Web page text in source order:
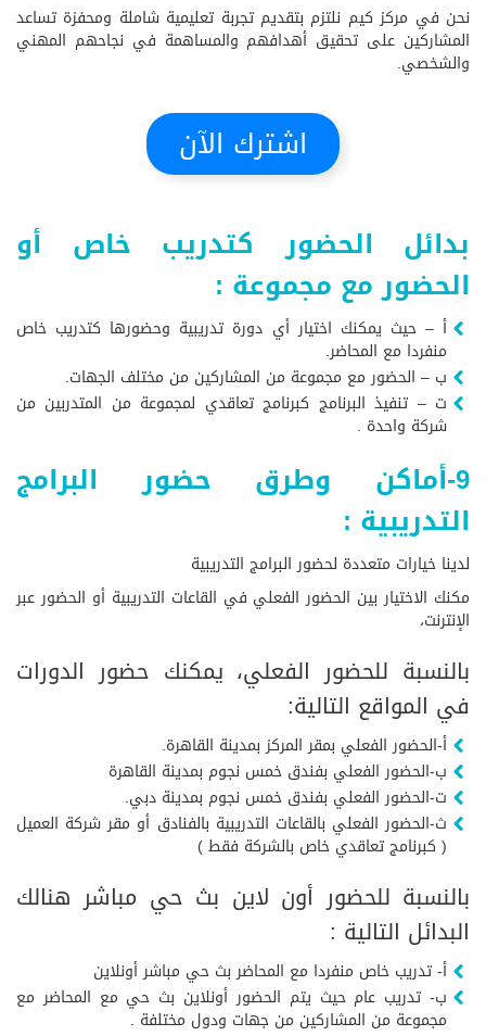
نحن في مركز كيم نلتزم بتقديم تجربة تعليمية شاملة ومحفزة تساعد
المشاركين على تحقيق أهدافهم والمساهمة في نجاحهم المهني
والشخصي.
اشترك الآن
بدائل الحضور كتدريب خاص أو
الحضور مع مجموعة :
أ – حيث يمكنك اختيار أي دورة تدريبية وحضورها كتدريب خاص
منفردا مع المحاضر.
ب – الحضور مع مجموعة من المشاركين من مختلف الجهات.
ت – تنفيذ البرنامج كبرنامج تعاقدي لمجموعة من المتدربين من
شركة واحدة .
9-أماكن وطرق حضور البرامج
التدريبية :
لدينا خيارات متعددة لحضور البرامج التدريبية
مكنك الاختيار بين الحضور الفعلي في القاعات التدريبية أو الحضور عبر
الإنترنت،
بالنسبة للحضور الفعلي، يمكنك حضور الدورات
في المواقع التالية:
أ-الحضور الفعلي بمقر المركز بمدينة القاهرة.
ب-الحضور الفعلي بفندق خمس نجوم بمدينة القاهرة
ت-الحضور الفعلي بفندق خمس نجوم بمدينة دبي.
ث-الحضور الفعلي بالقاعات التدريبية بالفنادق أو مقر شركة العميل
( كبرنامج تعاقدي خاص بالشركة فقط )
بالنسبة للحضور أون لاين بث حي مباشر هنالك
البدائل التالية :
أ- تدريب خاص منفردا مع المحاضر بث حي مباشر أونلاين
ب- تدريب عام حيث يتم الحضور أونلاين بث حي مع المحاضر مع
مجموعة من المشاركين من جهات ودول مختلفة .